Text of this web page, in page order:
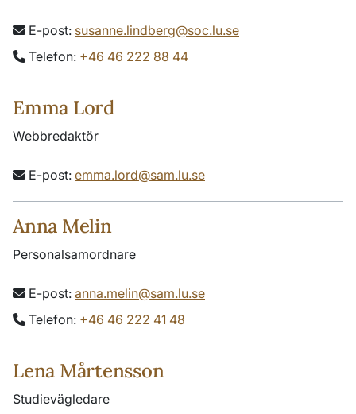
E-post: susanne.lindberg@soc.lu.se
Telefon: +46 46 222 88 44
Emma Lord
Webbredaktör
E-post: emma.lord@sam.lu.se
Anna Melin
Personalsamordnare
E-post: anna.melin@sam.lu.se
Telefon: +46 46 222 41 48
Lena Mårtensson
Studievägledare